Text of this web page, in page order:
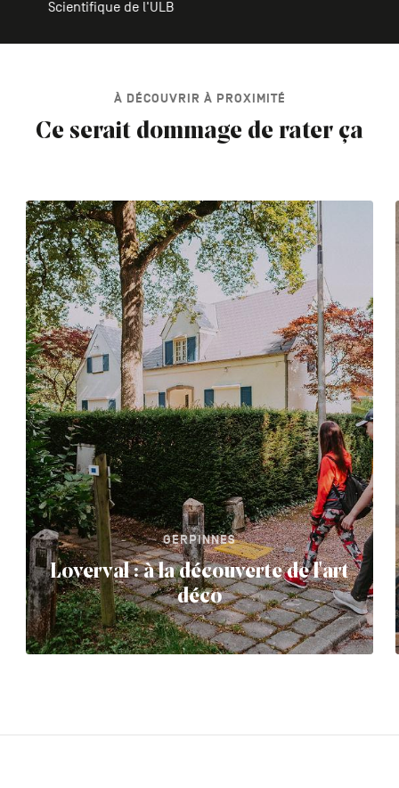
Scientifique de l'ULB
À DÉCOUVRIR À PROXIMITÉ
Ce serait dommage de rater ça
GERPINNES
Loverval : à la découverte de l'art
déco